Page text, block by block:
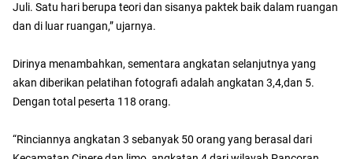
Juli. Satu hari berupa teori dan sisanya paktek baik dalam ruangan
dan di luar ruangan,” ujarnya.
Dirinya menambahkan, sementara angkatan selanjutnya yang
akan diberikan pelatihan fotografi adalah angkatan 3,4,dan 5.
Dengan total peserta 118 orang.
“Rinciannya angkatan 3 sebanyak 50 orang yang berasal dari